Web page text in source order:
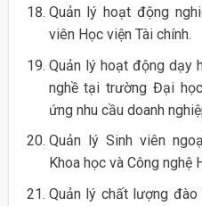
Quản lý hoạt động
viên Học viện Tài chính.
Quản lý hoạt động dạy
nghề tại trường Đại
ứng nhu cầu doanh
Quản lý Sinh viên
Khoa học và Công nghệ
Quản lý chất lượng